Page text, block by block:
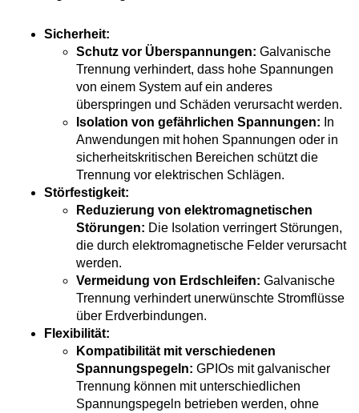
Sicherheit:
Schutz vor Überspannungen: Galvanische
Trennung verhindert, dass hohe Spannungen
von einem System auf ein anderes
überspringen und Schäden verursacht werden.
Isolation von gefährlichen Spannungen: In
Anwendungen mit hohen Spannungen oder in
sicherheitskritischen Bereichen schützt die
Trennung vor elektrischen Schlägen.
Störfestigkeit:
Reduzierung von elektromagnetischen
Störungen: Die Isolation verringert Störungen,
die durch elektromagnetische Felder verursacht
werden.
Vermeidung von Erdschleifen: Galvanische
Trennung verhindert unerwünschte Stromflüsse
über Erdverbindungen.
Flexibilität:
Kompatibilität mit verschiedenen
Spannungspegeln: GPIOs mit galvanischer
Trennung können mit unterschiedlichen
Spannungspegeln betrieben werden, ohne